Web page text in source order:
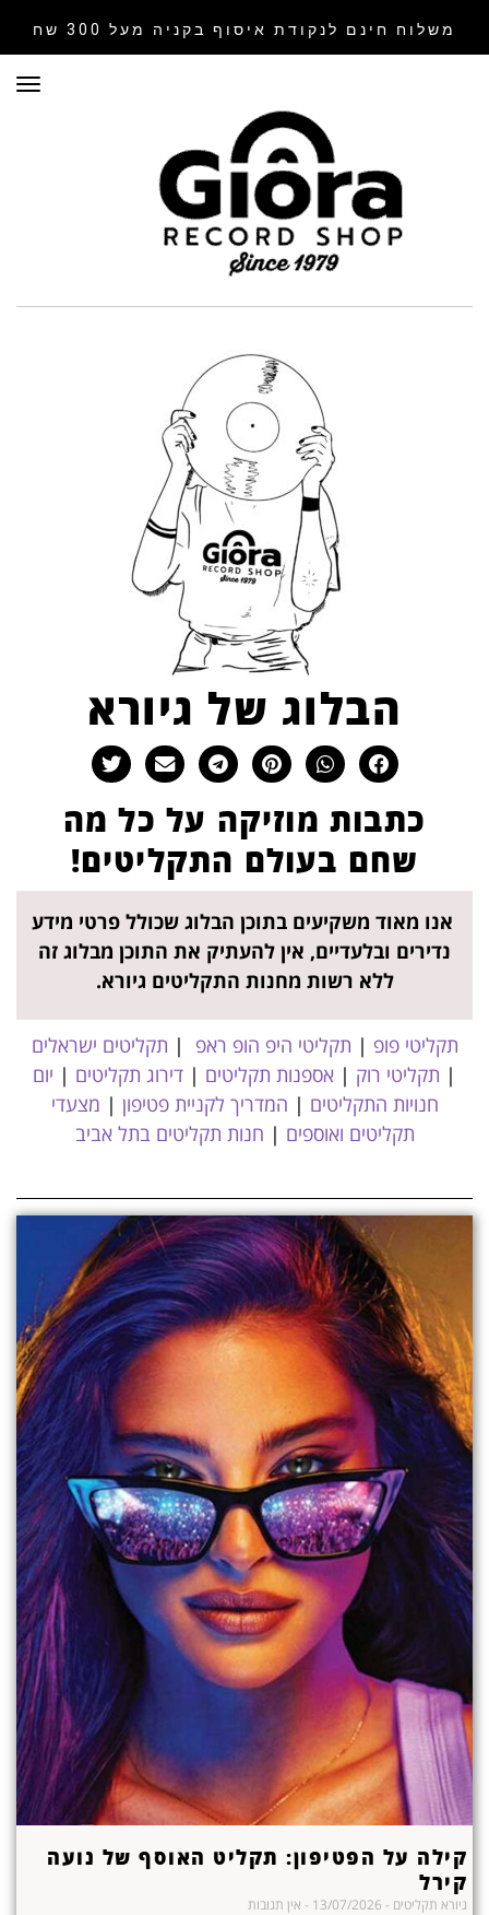
משלוח חינם לנקודת איסוף בקניה מעל 300 שח
הבלוג של גיורא
כתבות מוזיקה על כל מה
שחם בעולם התקליטים!
אנו מאוד משקיעים בתוכן הבלוג שכולל פרטי מידע
נדירים ובלעדיים, אין להעתיק את התוכן מבלוג זה
ללא רשות מחנות התקליטים גיורא.
תקליטי פופ | תקליטי היפ הופ ראפ | תקליטים ישראלים
| תקליטי רוק | אספנות תקליטים | דירוג תקליטים | יום
חנויות התקליטים | המדריך לקניית פטיפון | מצעדי
תקליטים ואוספים | חנות תקליטים בתל אביב
קילה על הפטיפון: תקליט האוסף של נועה
קירל
גיורא תקליטים אין תגובות